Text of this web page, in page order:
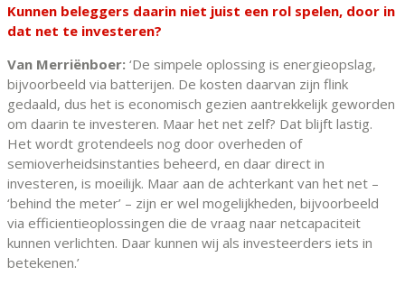
Kunnen beleggers daarin niet juist een rol spelen, door in
dat net te investeren?
Van Merriënboer: ‘De simpele oplossing is energieopslag,
bijvoorbeeld via batterijen. De kosten daarvan zijn flink
gedaald, dus het is economisch gezien aantrekkelijk geworden
om daarin te investeren. Maar het net zelf? Dat blijft lastig.
Het wordt grotendeels nog door overheden of
semioverheidsinstanties beheerd, en daar direct in
investeren, is moeilijk. Maar aan de achterkant van het net –
‘behind the meter’ – zijn er wel mogelijkheden, bijvoorbeeld
via efficientieoplossingen die de vraag naar netcapaciteit
kunnen verlichten. Daar kunnen wij als investeerders iets in
betekenen.’